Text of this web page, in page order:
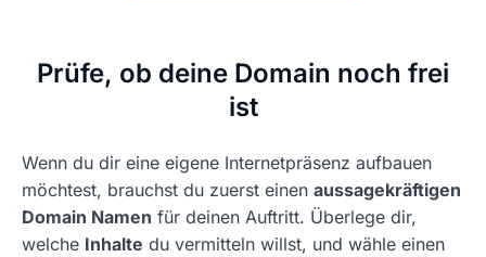
Prüfe, ob deine Domain noch frei
ist
Wenn du dir eine eigene Internetpräsenz aufbauen
möchtest, brauchst du zuerst einen aussagekräftigen
Domain Namen für deinen Auftritt. Überlege dir,
welche Inhalte du vermitteln willst, und wähle einen